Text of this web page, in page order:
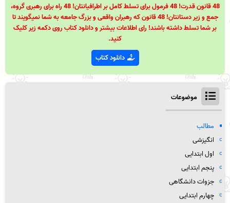
48 قانون قدرت! 48 فرمول برای تسلط کامل بر اطرافیانتان! 48 راه برای رهبری گروه،
جمع و زیر دستانتان! 48 قانون که رهبران واقعی و بزرگ جامعه به شما نمیگویند تا
بر شما تسلط داشته باشند! رای اطلاعات بیشتر و دانلود کتاب روی دکمه زیر کلیک
کنید.
دانلود کتاب
موضوعات
مطالب
انگیزشی
اول ابتدایی
پنجم ابتدایی
جزوات دانشگاهی
چهارم ابتدایی